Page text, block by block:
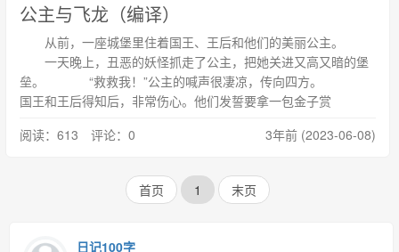
公主与飞龙（编译）
从前，一座城堡里住着国王、王后和他们的美丽公主。
一天晚上，丑恶的妖怪抓走了公主，把她关进又高又暗的堡
垒。 “救救我！”公主的喊声很凄凉，传向四方。
国王和王后得知后，非常伤心。他们发誓要拿一包金子赏
阅读：613 评论：0
3年前 (2023-06-08)
首页 1 末页
日记100字